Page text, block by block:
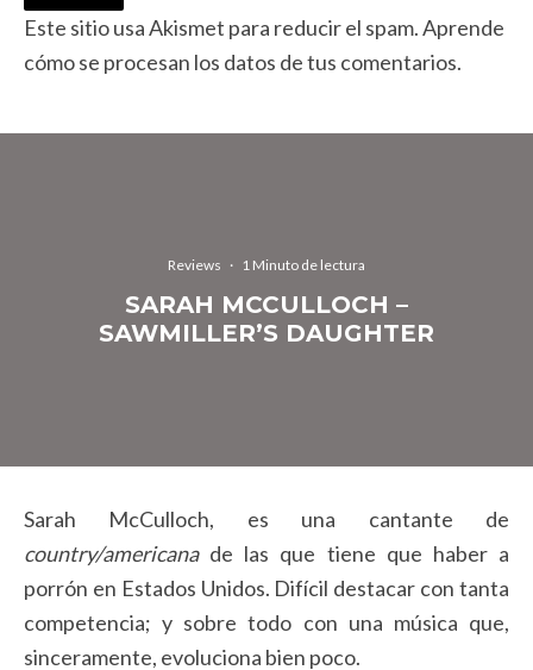
Este sitio usa Akismet para reducir el spam.Aprende
cómo se procesan los datos de tus comentarios.
Reviews · 1 Minuto de lectura
SARAH MCCULLOCH –
SAWMILLER’S DAUGHTER
Sarah McCulloch, es una cantante de
country/americanade las que tiene que haber a
porrón en Estados Unidos. Difícil destacar con tanta
competencia; y sobre todo con una música que,
sinceramente, evoluciona bien poco.